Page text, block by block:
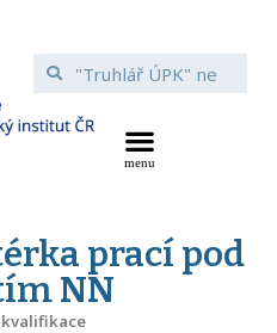
prací pod
NN